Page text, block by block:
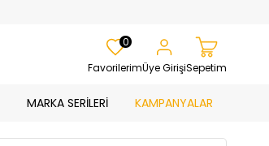
Favorilerim
0
Üye GirişiSepetim
MARKA SERİLERİ KAMPANYALAR